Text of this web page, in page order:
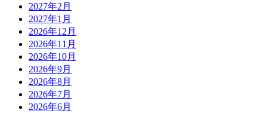
2027年2月
2027年1月
2026年12月
2026年11月
2026年10月
2026年9月
2026年8月
2026年7月
2026年6月